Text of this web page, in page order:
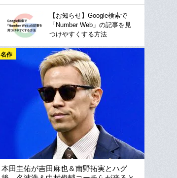
【お知らせ】Google検索で
「Number Web」の記事を見
つけやすくする方法
名作
本田圭佑が吉田麻也＆南野拓実とハグ